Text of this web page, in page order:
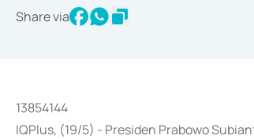
Share via
13854144
IQPlus, (19/5) - Presiden Prabowo